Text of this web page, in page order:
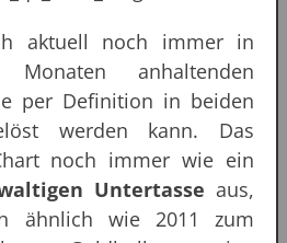
aktuell noch immer in
anhaltenden
per Definition in beiden
werden kann. Das
noch immer wie ein
Untertasse aus,
ähnlich wie 2011 zum